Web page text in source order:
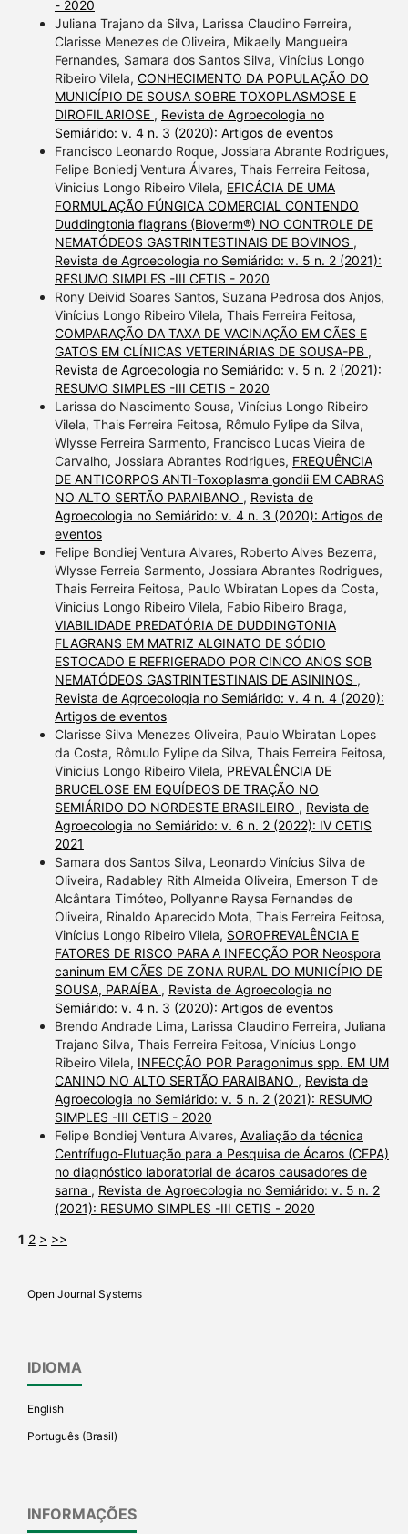
- 2020
Juliana Trajano da Silva, Larissa Claudino Ferreira,
Clarisse Menezes de Oliveira, Mikaelly Mangueira
Fernandes, Samara dos Santos Silva, Vinícius Longo
Ribeiro Vilela, CONHECIMENTO DA POPULAÇÃO DO
MUNICÍPIO DE SOUSA SOBRE TOXOPLASMOSE E
DIROFILARIOSE , Revista de Agroecologia no
Semiárido: v. 4 n. 3 (2020): Artigos de eventos
Francisco Leonardo Roque, Jossiara Abrante Rodrigues,
Felipe Boniedj Ventura Álvares, Thais Ferreira Feitosa,
Vinicius Longo Ribeiro Vilela, EFICÁCIA DE UMA
FORMULAÇÃO FÚNGICA COMERCIAL CONTENDO
Duddingtonia flagrans (Bioverm®) NO CONTROLE DE
NEMATÓDEOS GASTRINTESTINAIS DE BOVINOS ,
Revista de Agroecologia no Semiárido: v. 5 n. 2 (2021):
RESUMO SIMPLES -III CETIS - 2020
Rony Deivid Soares Santos, Suzana Pedrosa dos Anjos,
Vinícius Longo Ribeiro Vilela, Thais Ferreira Feitosa,
COMPARAÇÃO DA TAXA DE VACINAÇÃO EM CÃES E
GATOS EM CLÍNICAS VETERINÁRIAS DE SOUSA-PB ,
Revista de Agroecologia no Semiárido: v. 5 n. 2 (2021):
RESUMO SIMPLES -III CETIS - 2020
Larissa do Nascimento Sousa, Vinícius Longo Ribeiro
Vilela, Thais Ferreira Feitosa, Rômulo Fylipe da Silva,
Wlysse Ferreira Sarmento, Francisco Lucas Vieira de
Carvalho, Jossiara Abrantes Rodrigues, FREQUÊNCIA
DE ANTICORPOS ANTI-Toxoplasma gondii EM CABRAS
NO ALTO SERTÃO PARAIBANO , Revista de
Agroecologia no Semiárido: v. 4 n. 3 (2020): Artigos de
eventos
Felipe Bondiej Ventura Alvares, Roberto Alves Bezerra,
Wlysse Ferreia Sarmento, Jossiara Abrantes Rodrigues,
Thais Ferreira Feitosa, Paulo Wbiratan Lopes da Costa,
Vinicius Longo Ribeiro Vilela, Fabio Ribeiro Braga,
VIABILIDADE PREDATÓRIA DE DUDDINGTONIA
FLAGRANS EM MATRIZ ALGINATO DE SÓDIO
ESTOCADO E REFRIGERADO POR CINCO ANOS SOB
NEMATÓDEOS GASTRINTESTINAIS DE ASININOS ,
Revista de Agroecologia no Semiárido: v. 4 n. 4 (2020):
Artigos de eventos
Clarisse Silva Menezes Oliveira, Paulo Wbiratan Lopes
da Costa, Rômulo Fylipe da Silva, Thais Ferreira Feitosa,
Vinicius Longo Ribeiro Vilela, PREVALÊNCIA DE
BRUCELOSE EM EQUÍDEOS DE TRAÇÃO NO
SEMIÁRIDO DO NORDESTE BRASILEIRO , Revista de
Agroecologia no Semiárido: v. 6 n. 2 (2022): IV CETIS
2021
Samara dos Santos Silva, Leonardo Vinícius Silva de
Oliveira, Radabley Rith Almeida Oliveira, Emerson T de
Alcântara Timóteo, Pollyanne Raysa Fernandes de
Oliveira, Rinaldo Aparecido Mota, Thais Ferreira Feitosa,
Vinícius Longo Ribeiro Vilela, SOROPREVALÊNCIA E
FATORES DE RISCO PARA A INFECÇÃO POR Neospora
caninum EM CÃES DE ZONA RURAL DO MUNICÍPIO DE
SOUSA, PARAÍBA , Revista de Agroecologia no
Semiárido: v. 4 n. 3 (2020): Artigos de eventos
Brendo Andrade Lima, Larissa Claudino Ferreira, Juliana
Trajano Silva, Thais Ferreira Feitosa, Vinícius Longo
Ribeiro Vilela, INFECÇÃO POR Paragonimus spp. EM UM
CANINO NO ALTO SERTÃO PARAIBANO , Revista de
Agroecologia no Semiárido: v. 5 n. 2 (2021): RESUMO
SIMPLES -III CETIS - 2020
Felipe Bondiej Ventura Alvares, Avaliação da técnica
Centrífugo-Flutuação para a Pesquisa de Ácaros (CFPA)
no diagnóstico laboratorial de ácaros causadores de
sarna , Revista de Agroecologia no Semiárido: v. 5 n. 2
(2021): RESUMO SIMPLES -III CETIS - 2020
1 2 > >>
Open Journal Systems
IDIOMA
English
Português (Brasil)
INFORMAÇÕES